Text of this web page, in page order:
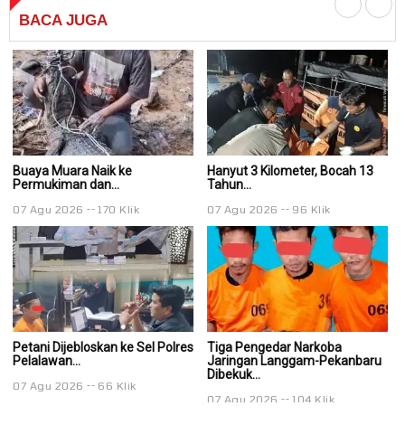
BACA JUGA
Buaya Muara Naik ke
Permukiman dan...
07 Agu 2026 170 Klik
Hanyut 3 Kilometer, Bocah 13
Tahun...
07 Agu 2026 96 Klik
Petani Dijebloskan ke Sel Polres
Pelalawan...
07 Agu 2026 66 Klik
Tiga Pengedar Narkoba
Jaringan Langgam-Pekanbaru
Dibekuk...
07 Agu 2026 104 Klik